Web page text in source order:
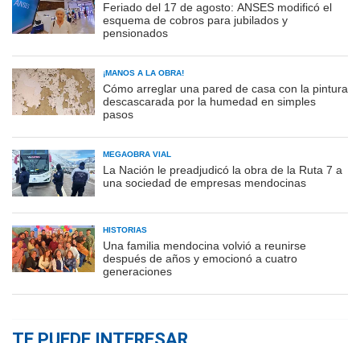
Feriado del 17 de agosto: ANSES modificó el
esquema de cobros para jubilados y
pensionados
¡MANOS A LA OBRA!
Cómo arreglar una pared de casa con la pintura
descascarada por la humedad en simples
pasos
MEGAOBRA VIAL
La Nación le preadjudicó la obra de la Ruta 7 a
una sociedad de empresas mendocinas
HISTORIAS
Una familia mendocina volvió a reunirse
después de años y emocionó a cuatro
generaciones